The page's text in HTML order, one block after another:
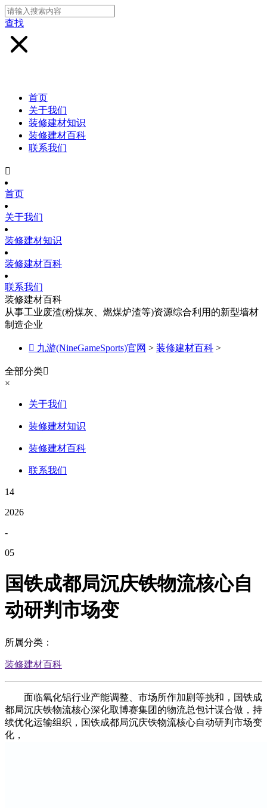
查找
首页
关于我们
装修建材知识
装修建材百科
联系我们

首页
关于我们
装修建材知识
装修建材百科
联系我们
装修建材百科
从事工业废渣(粉煤灰、燃煤炉渣等)资源综合利用的新型墙材
制造企业
 九游(NineGameSports)官网 > 装修建材百科 >
全部分类
×
关于我们
装修建材知识
装修建材百科
联系我们
14
2026
-
05
国铁成都局沉庆铁物流核心自
动研判市场变
所属分类：
装修建材百科
面临氧化铝行业产能调整、市场所作加剧等挑和，国铁成
都局沉庆铁物流核心深化取博赛集团的物流总包计谋合做，持
续优化运输组织，国铁成都局沉庆铁物流核心自动研判市场变
化，